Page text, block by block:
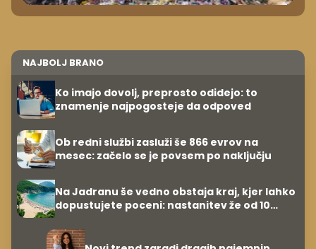
NAJBOLJ BRANO
Ko imajo dovolj, preprosto odidejo: to
znamenje najpogosteje da odpoved
Ob redni službi zasluži še 866 evrov na
mesec: začelo se je povsem po naključju
Na Jadranu še vedno obstaja kraj, kjer lahko
dopustujete poceni: nastanitev že od 10